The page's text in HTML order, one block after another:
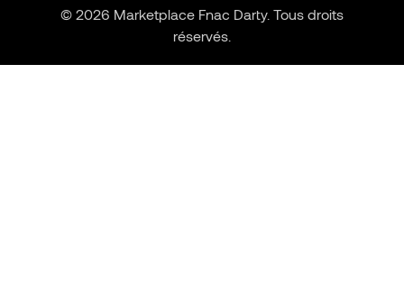
© 2026 Marketplace Fnac Darty. Tous droits
réservés.